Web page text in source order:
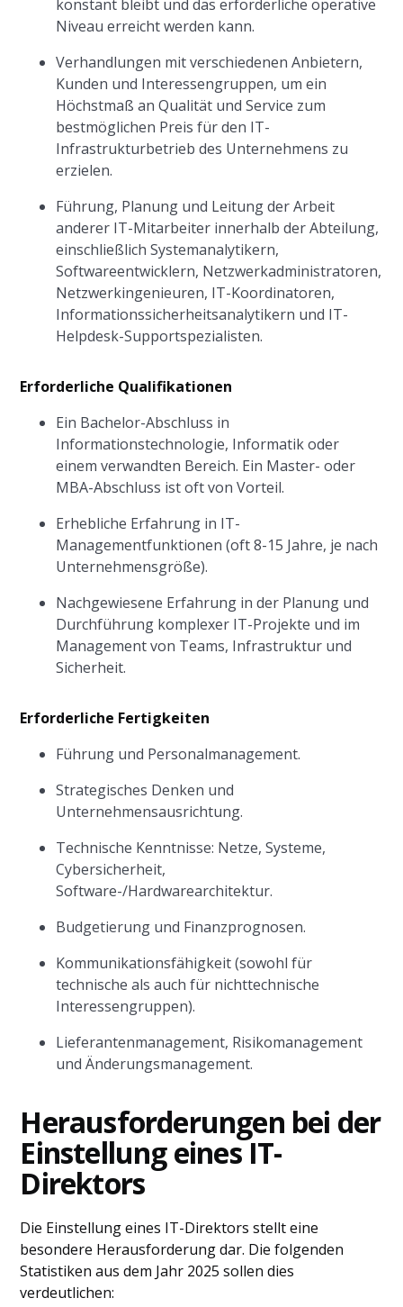
konstant bleibt und das erforderliche operative
Niveau erreicht werden kann.
Verhandlungen mit verschiedenen Anbietern,
Kunden und Interessengruppen, um ein
Höchstmaß an Qualität und Service zum
bestmöglichen Preis für den IT-
Infrastrukturbetrieb des Unternehmens zu
erzielen.
Führung, Planung und Leitung der Arbeit
anderer IT-Mitarbeiter innerhalb der Abteilung,
einschließlich Systemanalytikern,
Softwareentwicklern, Netzwerkadministratoren,
Netzwerkingenieuren, IT-Koordinatoren,
Informationssicherheitsanalytikern und IT-
Helpdesk-Supportspezialisten.
Erforderliche Qualifikationen
Ein Bachelor-Abschluss in
Informationstechnologie, Informatik oder
einem verwandten Bereich. Ein Master- oder
MBA-Abschluss ist oft von Vorteil.
Erhebliche Erfahrung in IT-
Managementfunktionen (oft 8-15 Jahre, je nach
Unternehmensgröße).
Nachgewiesene Erfahrung in der Planung und
Durchführung komplexer IT-Projekte und im
Management von Teams, Infrastruktur und
Sicherheit.
Erforderliche Fertigkeiten
Führung und Personalmanagement.
Strategisches Denken und
Unternehmensausrichtung.
Technische Kenntnisse: Netze, Systeme,
Cybersicherheit,
Software-/Hardwarearchitektur.
Budgetierung und Finanzprognosen.
Kommunikationsfähigkeit (sowohl für
technische als auch für nichttechnische
Interessengruppen).
Lieferantenmanagement, Risikomanagement
und Änderungsmanagement.
Herausforderungen bei der
Einstellung eines IT-
Direktors
Die Einstellung eines IT-Direktors stellt eine
besondere Herausforderung dar. Die folgenden
Statistiken aus dem Jahr 2025 sollen dies
verdeutlichen: